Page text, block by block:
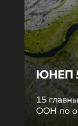
ЮНЕП
15
ООН по